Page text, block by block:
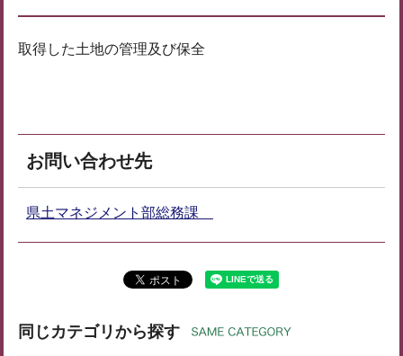
取得した土地の管理及び保全
お問い合わせ先
県土マネジメント部総務課
同じカテゴリから探す